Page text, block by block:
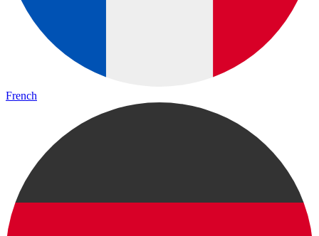
French